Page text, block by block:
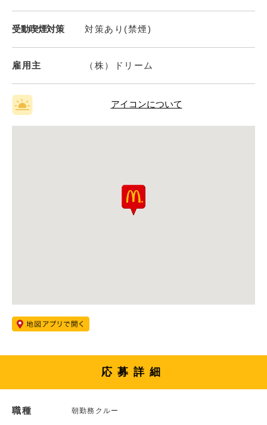
受動喫煙対策 対策あり(禁煙)
雇用主 （株）ドリーム
アイコンについて
応募詳細
職種 朝勤務クルー